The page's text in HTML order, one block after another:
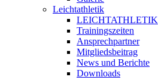
Leichtathletik
LEICHTATHLETIK
Trainingszeiten
Ansprechpartner
Mitgliedsbeitrag
News und Berichte
Downloads